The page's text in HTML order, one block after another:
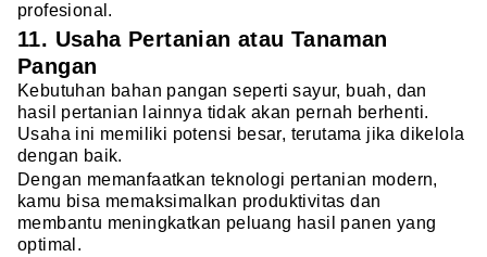
profesional.
11. Usaha Pertanian atau Tanaman
Pangan
Kebutuhan bahan pangan seperti sayur, buah, dan
hasil pertanian lainnya tidak akan pernah berhenti.
Usaha ini memiliki potensi besar, terutama jika dikelola
dengan baik.
Dengan memanfaatkan teknologi pertanian modern,
kamu bisa memaksimalkan produktivitas dan
membantu meningkatkan peluang hasil panen yang
optimal.